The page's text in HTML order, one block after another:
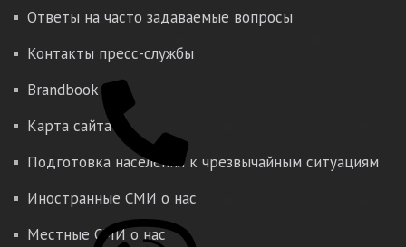
Ответы на часто задаваемые вопросы
Контакты пресс-службы
Brandbook
Карта сайта
Подготовка населения к чрезвычайным ситуациям
Иностранные СМИ о нас
Местные СМИ о нас